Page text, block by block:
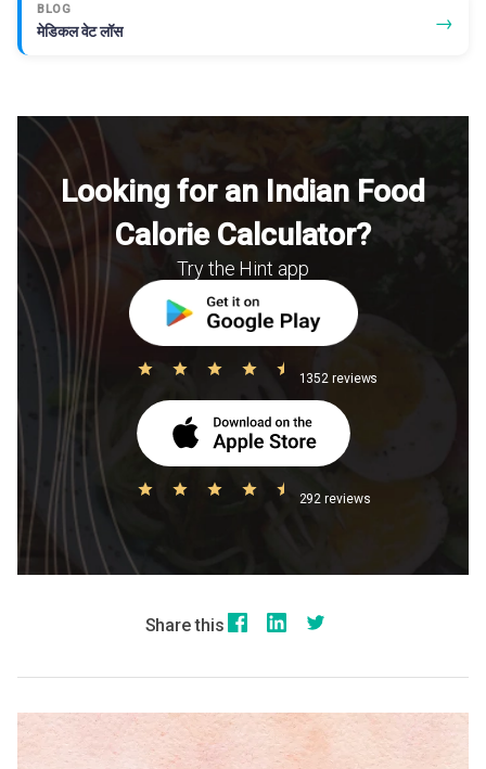
BLOG
मेडिकल वेट लॉस →
Looking for an Indian Food
Calorie Calculator?
Try the Hint app
1352 reviews
292 reviews
Share this